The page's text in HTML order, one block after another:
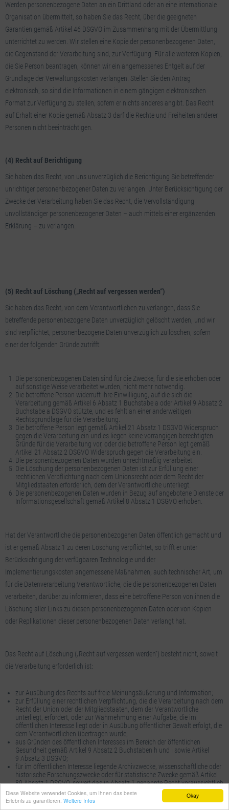
Okay
Diese Website verwendet Cookies, um Ihnen das beste
Erlebnis zu garantieren. Weitere Infos
Werden personenbezogene Daten an ein Drittland oder an eine internationale
Organisation übermittelt, so haben Sie das Recht, über die geeigneten
Garantien gemäß Artikel 46 DSGVO im Zusammenhang mit der Übermittlung
unterrichtet zu werden. Wir stellen eine Kopie der personenbezogenen Daten,
die Gegenstand der Verarbeitung sind, zur Verfügung. Für alle weiteren Kopien,
die Sie Person beantragen, können wir ein angemessenes Entgelt auf der
Grundlage der Verwaltungskosten verlangen. Stellen Sie den Antrag
elektronisch, so sind die Informationen in einem gängigen elektronischen
Format zur Verfügung zu stellen, sofern er nichts anderes angibt. Das Recht
auf Erhalt einer Kopie gemäß Absatz 3 darf die Rechte und Freiheiten anderer
Personen nicht beeinträchtigen.
(4) Recht auf Berichtigung
Sie haben das Recht, von uns unverzüglich die Berichtigung Sie betreffender
unrichtiger personenbezogener Daten zu verlangen. Unter Berücksichtigung der
Zwecke der Verarbeitung haben Sie das Recht, die Vervollständigung
unvollständiger personenbezogener Daten – auch mittels einer ergänzenden
Erklärung – zu verlangen.
(5) Recht auf Löschung („Recht auf vergessen werden“)
Sie haben das Recht, von dem Verantwortlichen zu verlangen, dass Sie
betreffende personenbezogene Daten unverzüglich gelöscht werden, und wir
sind verpflichtet, personenbezogene Daten unverzüglich zu löschen, sofern
einer der folgenden Gründe zutrifft:
Die personenbezogenen Daten sind für die Zwecke, für die sie erhoben oder
auf sonstige Weise verarbeitet wurden, nicht mehr notwendig.
Die betroffene Person widerruft ihre Einwilligung, auf die sich die
Verarbeitung gemäß Artikel 6 Absatz 1 Buchstabe a oder Artikel 9 Absatz 2
Buchstabe a DSGVO stützte, und es fehlt an einer anderweitigen
Rechtsgrundlage für die Verarbeitung.
Die betroffene Person legt gemäß Artikel 21 Absatz 1 DSGVO Widerspruch
gegen die Verarbeitung ein und es liegen keine vorrangigen berechtigten
Gründe für die Verarbeitung vor, oder die betroffene Person legt gemäß
Artikel 21 Absatz 2 DSGVO Widerspruch gegen die Verarbeitung ein.
Die personenbezogenen Daten wurden unrechtmäßig verarbeitet.
Die Löschung der personenbezogenen Daten ist zur Erfüllung einer
rechtlichen Verpflichtung nach dem Unionsrecht oder dem Recht der
Mitgliedstaaten erforderlich, dem der Verantwortliche unterliegt.
Die personenbezogenen Daten wurden in Bezug auf angebotene Dienste der
Informationsgesellschaft gemäß Artikel 8 Absatz 1 DSGVO erhoben.
Hat der Verantwortliche die personenbezogenen Daten öffentlich gemacht und
ist er gemäß Absatz 1 zu deren Löschung verpflichtet, so trifft er unter
Berücksichtigung der verfügbaren Technologie und der
Implementierungskosten angemessene Maßnahmen, auch technischer Art, um
für die Datenverarbeitung Verantwortliche, die die personenbezogenen Daten
verarbeiten, darüber zu informieren, dass eine betroffene Person von ihnen die
Löschung aller Links zu diesen personenbezogenen Daten oder von Kopien
oder Replikationen dieser personenbezogenen Daten verlangt hat.
Das Recht auf Löschung („Recht auf vergessen werden“) besteht nicht, soweit
die Verarbeitung erforderlich ist:
zur Ausübung des Rechts auf freie Meinungsäußerung und Information;
zur Erfüllung einer rechtlichen Verpflichtung, die die Verarbeitung nach dem
Recht der Union oder der Mitgliedstaaten, dem der Verantwortliche
unterliegt, erfordert, oder zur Wahrnehmung einer Aufgabe, die im
öffentlichen Interesse liegt oder in Ausübung öffentlicher Gewalt erfolgt, die
dem Verantwortlichen übertragen wurde;
aus Gründen des öffentlichen Interesses im Bereich der öffentlichen
Gesundheit gemäß Artikel 9 Absatz 2 Buchstaben h und i sowie Artikel
9 Absatz 3 DSGVO;
für im öffentlichen Interesse liegende Archivzwecke, wissenschaftliche oder
historische Forschungszwecke oder für statistische Zwecke gemäß Artikel
89 Absatz 1 DSGVO, soweit das in Absatz 1 genannte Recht voraussichtlich
die Verwirklichung der Ziele dieser Verarbeitung unmöglich macht oder
ernsthaft beeinträchtigt, oder